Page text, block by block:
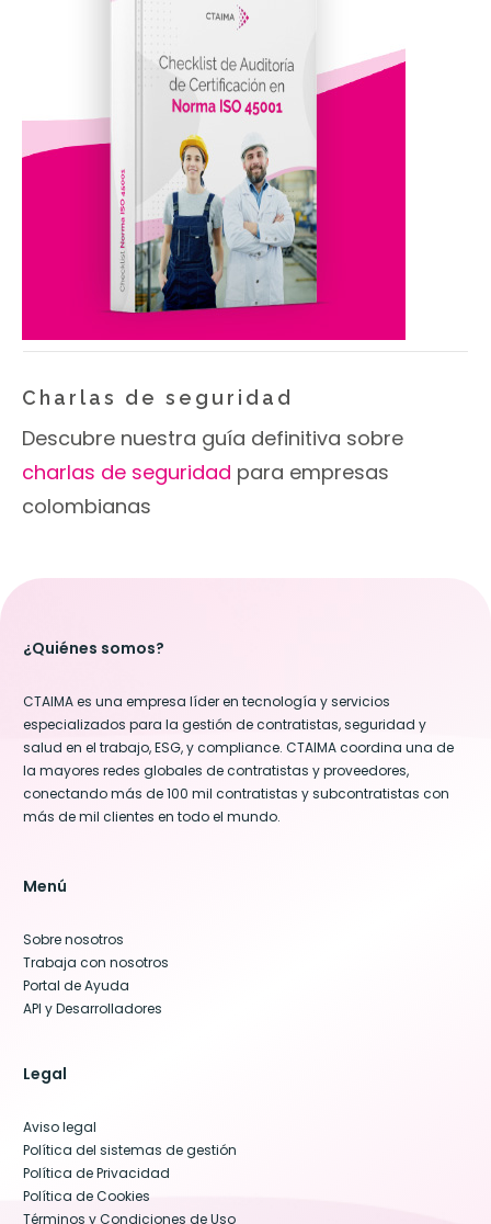
Charlas de seguridad
Descubre nuestra guía definitiva sobre
charlas de seguridad para empresas
colombianas
¿Quiénes somos?
CTAIMA es una empresa líder en tecnología y servicios
especializados para la gestión de contratistas, seguridad y
salud en el trabajo, ESG, y compliance. CTAIMA coordina una de
la mayores redes globales de contratistas y proveedores,
conectando más de 100 mil contratistas y subcontratistas con
más de mil clientes en todo el mundo.
Menú
Sobre nosotros
Trabaja con nosotros
Portal de Ayuda
API y Desarrolladores
Legal
Aviso legal
Política del sistemas de gestión
Política de Privacidad
Política de Cookies
Términos y Condiciones de Uso